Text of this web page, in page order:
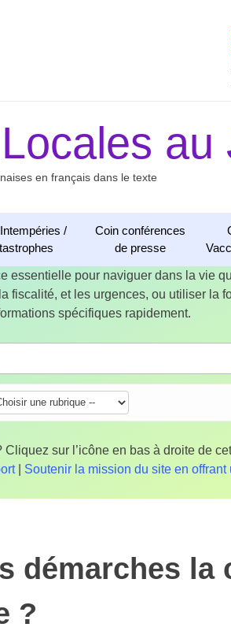
au
en français dans le texte
/
Coin conférences
de presse
essentielle pour naviguer dans la vie
fiscalité, et les urgences, ou utiliser la
spécifiques rapidement.
Cliquez sur l’icône en bas à droite de
| Soutenir la mission du site en offrant
démarches la
?